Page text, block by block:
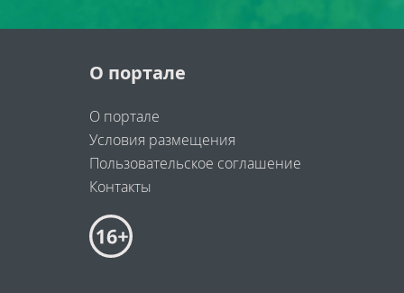
О портале
О портале
Условия размещения
Пользовательское соглашение
Контакты